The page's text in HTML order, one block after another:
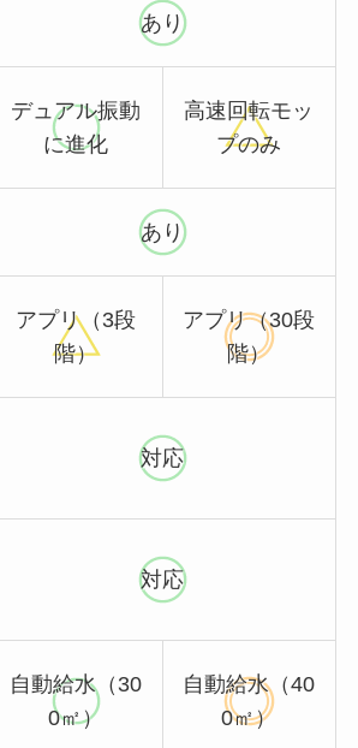
あり
デュアル振動
に進化
高速回転モッ
プのみ
あり
アプリ（3段
階）
アプリ（30段
階）
対応
対応
自動給水（30
0㎡）
自動給水（40
0㎡）